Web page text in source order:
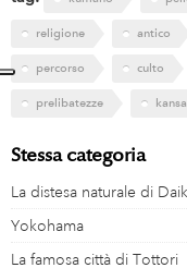
religione antico
percorso culto
prelibatezze
Stessa categoria
La distesa naturale di
Yokohama
La famosa città di Tottori